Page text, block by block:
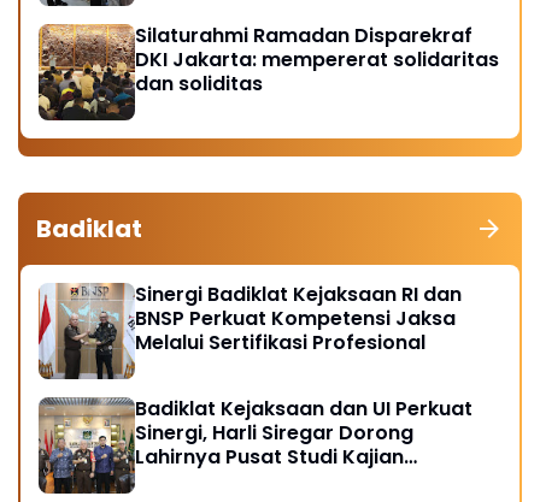
Silaturahmi Ramadan Disparekraf
DKI Jakarta: mempererat solidaritas
dan soliditas
Badiklat
Sinergi Badiklat Kejaksaan RI dan
BNSP Perkuat Kompetensi Jaksa
Melalui Sertifikasi Profesional
Badiklat Kejaksaan dan UI Perkuat
Sinergi, Harli Siregar Dorong
Lahirnya Pusat Studi Kajian